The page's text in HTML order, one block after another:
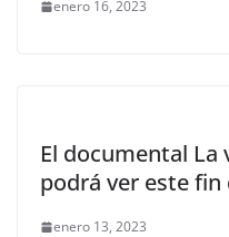
enero 16, 2023
El documental La
podrá ver este fin
enero 13, 2023